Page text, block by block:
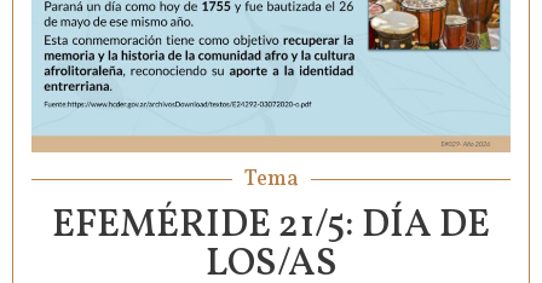
Tema
EFEMÉRIDE 21/5: DÍA DE
LOS/AS